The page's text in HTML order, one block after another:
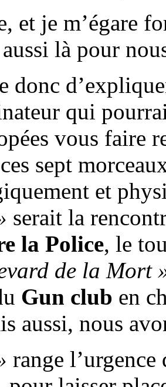
et je m’égare
là pour
donc
qui
vous faire
sept
et
serait la
la Police, le
de la Mort
Gun club en
aussi, nous
range